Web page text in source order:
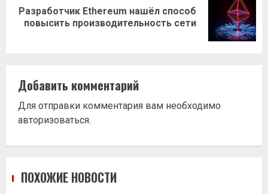
Следующая
запись:
Разработчик Ethereum нашёл способ
повысить производительность сети
Добавить комментарий
Для отправки комментария вам необходимо
авторизоваться.
ПОХОЖИЕ НОВОСТИ